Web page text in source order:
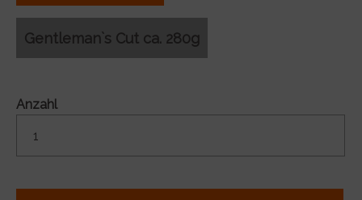
Gentleman`s Cut ca. 280g
Anzahl